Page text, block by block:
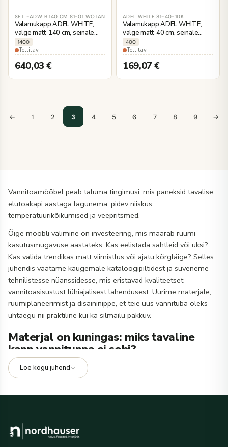
SET -ADW B 140 CM 81-01 WOTAN
Valamukapp ADEL WHITE,
valge matt, 140 cm, seinale
kinnitatav
1400
Tellitav
640,03€
ADEL WHITE 81-40-1DK
Valamukapp ADEL WHITE,
valge matt, 40 cm, seinale
kinnitatav
400
Tellitav
169,07€
← 1 2 3 4 5 6 7 8 9 →
Vannitoamööbel peab taluma tingimusi, mis paneksid tavalise
elutoakapi aastaga lagunema: pidev niiskus,
temperatuurikõikumised ja veepritsmed.
Õige mööbli valimine on investeering, mis määrab ruumi
kasutusmugavuse aastateks. Kas eelistada sahtleid või uksi?
Kas valida trendikas matt viimistlus või ajatu kõrgläige? Selles
juhendis vaatame kaugemale kataloogipiltidest ja süveneme
tehnilistesse nüanssidesse, mis eristavad kvaliteetset
vannitoasisustust lühiajalisest lahendusest. Uurime materjale,
ruumiplaneerimist ja disaininippe, et teie uus vannituba oleks
ühtaegu nii praktiline kui ka silmailu pakkuv.
Materjal on kuningas: miks tavaline
kapp vannituppa ei sobi?
Kõige kriitilisem erinevus vannitoamööbli ja muu kodumööbli
näevad poes head välja, kuid hakkavad niiskes keskkonnas
MDF vs. puitlaastplaat (PLP)
Loe kogu juhend